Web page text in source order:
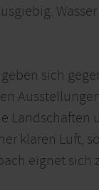
sich
Landschaften
klaren Luft,
eignet sich